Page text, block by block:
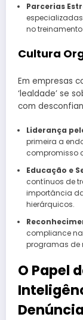
Parcerias
no
Cultura
Em empresas
‘lealdade’ se
com
Liderança
primeira a
compromisso
Educação e
contínuos de
importância
hierárquicos.
compliance
programas de
O Papel